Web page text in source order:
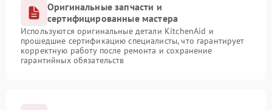
Оригинальные запчасти и
сертифицированные мастера
Используются оригинальные детали KitchenAid и
прошедшие сертификацию специалисты, что гарантирует
корректную работу после ремонта и сохранение
гарантийных обязательств